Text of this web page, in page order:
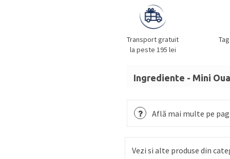
Transport gratuit
la peste 195 lei
Ingrediente - Mini
Ingrediente : zahăr, unt
vegetal), UNTanhidru,
Află mai multe pe
Vezi si alte produse din